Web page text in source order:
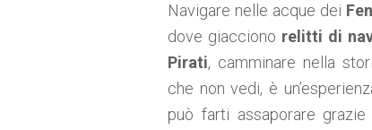
Navigare nelle acque dei
dove giacciono relitti di
Pirati, camminare nella
che non vedi, è
può farti assaporare